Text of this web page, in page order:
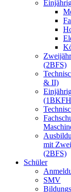
(2BFS)
& II)
mit
(2BFS)
Schüler
SMV